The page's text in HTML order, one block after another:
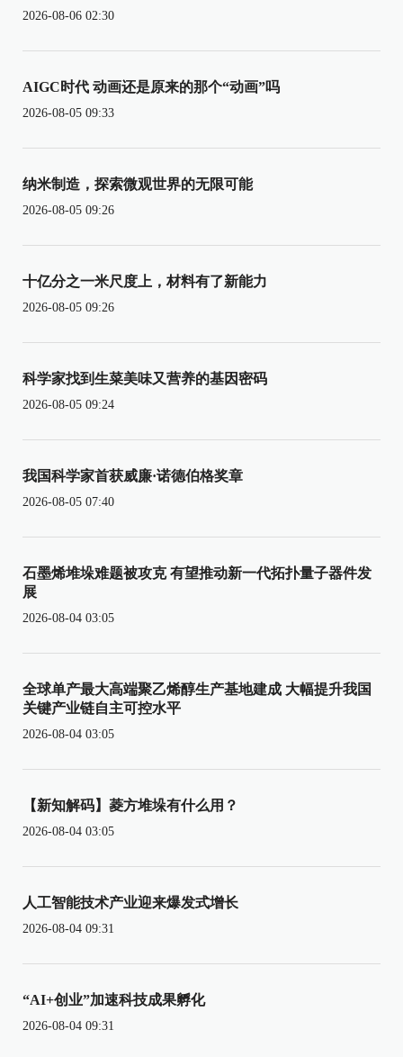
2026-08-06 02:30
AIGC时代 动画还是原来的那个“动画”吗
2026-08-05 09:33
纳米制造，探索微观世界的无限可能
2026-08-05 09:26
十亿分之一米尺度上，材料有了新能力
2026-08-05 09:26
科学家找到生菜美味又营养的基因密码
2026-08-05 09:24
我国科学家首获威廉·诺德伯格奖章
2026-08-05 07:40
石墨烯堆垛难题被攻克 有望推动新一代拓扑量子器件发
展
2026-08-04 03:05
全球单产最大高端聚乙烯醇生产基地建成 大幅提升我国
关键产业链自主可控水平
2026-08-04 03:05
【新知解码】菱方堆垛有什么用？
2026-08-04 03:05
人工智能技术产业迎来爆发式增长
2026-08-04 09:31
“AI+创业”加速科技成果孵化
2026-08-04 09:31